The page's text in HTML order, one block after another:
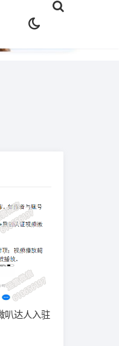
叭达人入驻